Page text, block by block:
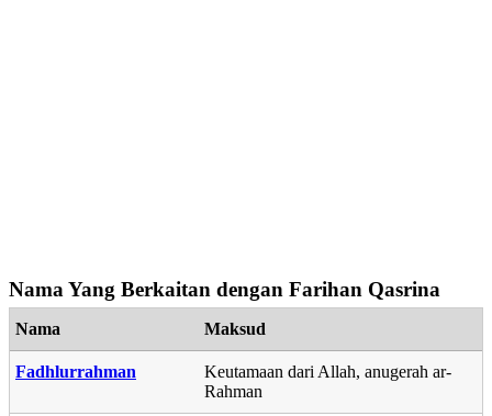
Nama Yang Berkaitan dengan Farihan Qasrina
Nama Maksud
Fadhlurrahman
Keutamaan dari Allah, anugerah ar-
Rahman